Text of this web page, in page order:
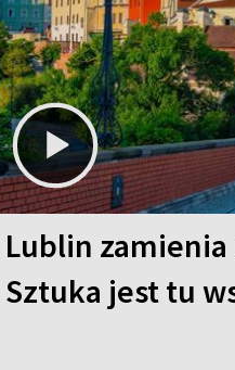
Lublin
Sztuka jest tu